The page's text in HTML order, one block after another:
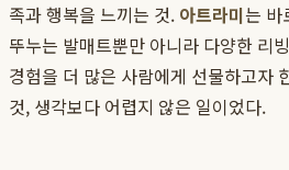
족과 행복을 느끼는 것. 아트라미는 바
뚜누는 발매트뿐만 아니라 다양한 리
경험을 더 많은 사람에게 선물하고자
것, 생각보다 어렵지 않은 일이었다.